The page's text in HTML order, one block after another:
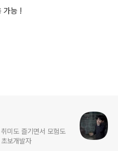
가능 !
미도 즐기면서 모험도
보개발자